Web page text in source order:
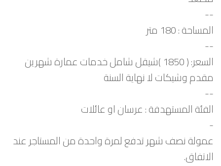
--
المساحة : 180 متر
--
السعر: ( 1850 )شيقل شامل خدمات عمارة شهرين
مقدم وشيكات لا نهاية السنة
--
الفئة المستهدفة : عرسان او عائلات
-
عمولة نصف شهر تدفع لمرة واحدة من المستاجر عند
الاتفاق.